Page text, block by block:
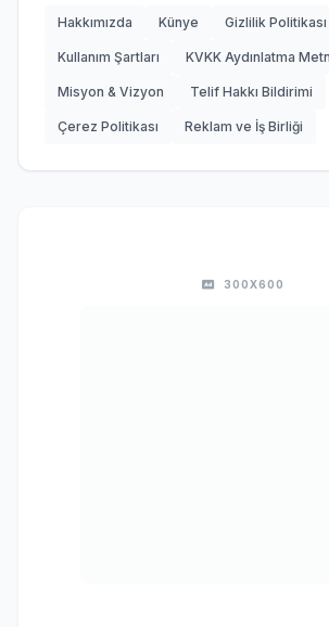
Hakkımızda Künye Gizlilik Politikası
Kullanım Şartları KVKK Aydınlatma
Misyon & Vizyon Telif Hakkı Bildirimi
Çerez Politikası Reklam ve İş Birliği
300X600